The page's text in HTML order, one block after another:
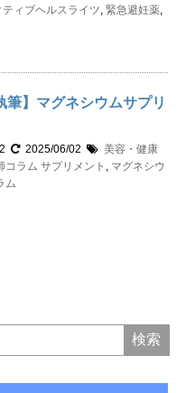
ティブヘルスライツ, 緊急避妊薬,
筆】マグネシウムサプリ
2025/06/02
美容・健康
コラム サプリメント , マグネシウ
ム